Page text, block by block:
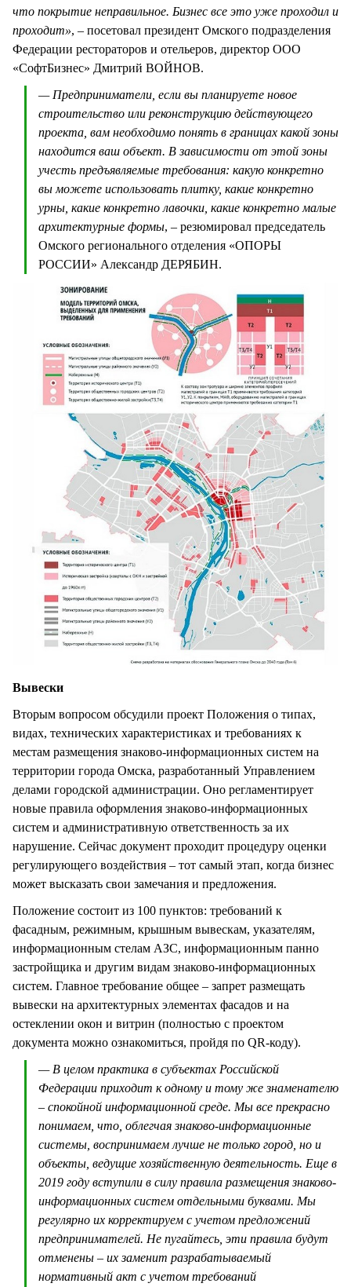
что покрытие неправильное. Бизнес все это уже проходил и
проходит», – посетовал президент Омского подразделения
Федерации рестораторов и отельеров, директор ООО
«СофтБизнес» Дмитрий ВОЙНОВ.
— Предприниматели, если вы планируете новое
строительство или реконструкцию действующего
проекта, вам необходимо понять в границах какой зоны
находится ваш объект. В зависимости от этой зоны
учесть предъявляемые требования: какую конкретно
вы можете использовать плитку, какие конкретно
урны, какие конкретно лавочки, какие конкретно малые
архитектурные формы, – резюмировал председатель
Омского регионального отделения «ОПОРЫ
РОССИИ» Александр ДЕРЯБИН.
Вывески
Вторым вопросом обсудили проект Положения о типах,
видах, технических характеристиках и требованиях к
местам размещения знаково-информационных систем на
территории города Омска, разработанный Управлением
делами городской администрации. Оно регламентирует
новые правила оформления знаково-информационных
систем и административную ответственность за их
нарушение. Сейчас документ проходит процедуру оценки
регулирующего воздействия – тот самый этап, когда бизнес
может высказать свои замечания и предложения.
Положение состоит из 100 пунктов: требований к
фасадным, режимным, крышным вывескам, указателям,
информационным стелам АЗС, информационным панно
застройщика и другим видам знаково-информационных
систем. Главное требование общее – запрет размещать
вывески на архитектурных элементах фасадов и на
остеклении окон и витрин (полностью с проектом
документа можно ознакомиться, пройдя по QR-коду).
— В целом практика в субъектах Российской
Федерации приходит к одному и тому же знаменателю
– спокойной информационной среде. Мы все прекрасно
понимаем, что, облегчая знаково-информационные
системы, воспринимаем лучше не только город, но и
объекты, ведущие хозяйственную деятельность. Еще в
2019 году вступили в силу правила размещения знаково-
информационных систем отдельными буквами. Мы
регулярно их корректируем с учетом предложений
предпринимателей. Не пугайтесь, эти правила будут
отменены – их заменит разрабатываемый
нормативный акт с учетом требований